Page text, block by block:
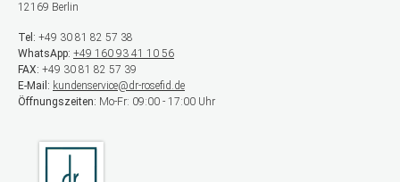
12169 Berlin
Tel: +49 30 81 82 57 38
WhatsApp: +49 160 93 41 10 56
FAX: +49 30 81 82 57 39
E-Mail: kundenservice@dr-rosefid.de
Öffnungszeiten: Mo-Fr: 09:00 - 17:00 Uhr